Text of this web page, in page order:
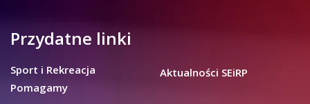
Przydatne linki
Sport i Rekreacja
Pomagamy
Aktualności SEiRP